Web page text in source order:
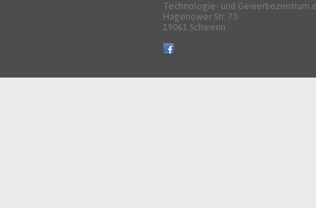
Technologie- und Gewerbezentrum
Hagenower Str. 73
19061 Schwerin